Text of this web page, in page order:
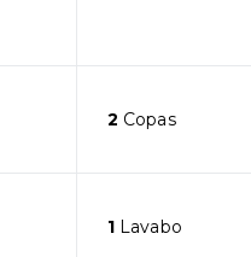
2 Copas
1Lavabo